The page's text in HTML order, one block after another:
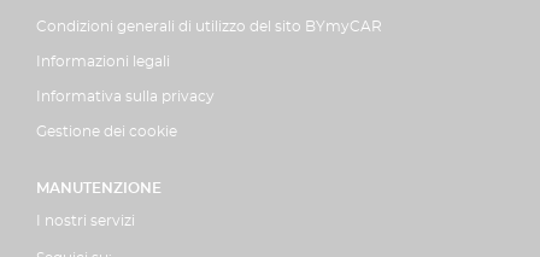
Condizioni generali di utilizzo del sito BYmyCAR
Informazioni legali
Informativa sulla privacy
Gestione dei cookie
MANUTENZIONE
I nostri servizi